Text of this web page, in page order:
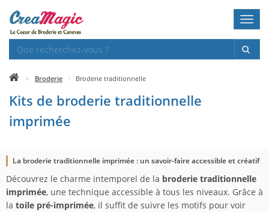
Broderie Broderie traditionnelle
Kits de broderie traditionnelle
imprimée
La broderie traditionnelle imprimée : un savoir-faire accessible et créatif
Découvrez le charme intemporel de la broderie traditionnelle
imprimée, une technique accessible à tous les niveaux. Grâce à
la toile pré-imprimée, il suffit de suivre les motifs pour voir